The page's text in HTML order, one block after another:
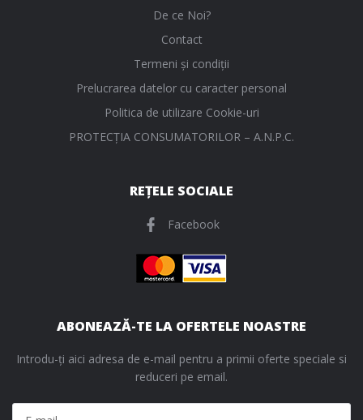
De ce Noi?
Contact
Termeni și condiții
Prelucrarea datelor cu caracter personal
Politica de utilizare Cookie-uri
PROTECŢIA CONSUMATORILOR – A.N.P.C.
REȚELE SOCIALE
Facebook
ABONEAZĂ-TE LA OFERTELE NOASTRE
Introdu-ți aici adresa de e-mail pentru a primii oferte speciale si
reduceri pe email.